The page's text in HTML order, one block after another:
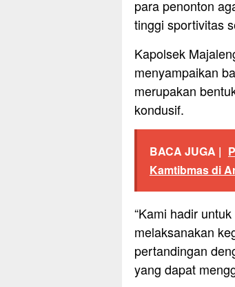
para penonton
tinggi sportivitas
Kapolsek
menyampaikan
merupakan
kondusif.
BACA JUGA |
Kamtibmas di
“Kami hadir
melaksanakan
pertandingan
yang dapat